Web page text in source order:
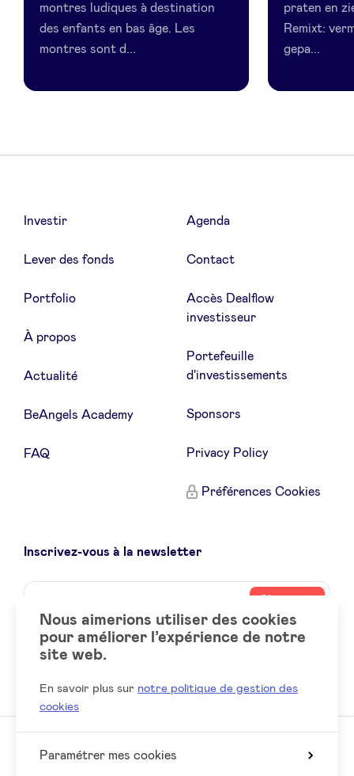
montres ludiques à destination
des enfants en bas âge. Les
montres sont d...
praten en
Remixt:
gepa...
Investir
Lever des fonds
Portfolio
À propos
Actualité
BeAngels Academy
FAQ
Agenda
Contact
Accès Dealflow
investisseur
Portefeuille
d'investissements
Sponsors
Privacy Policy
Préférences Cookies
Inscrivez-vous à la newsletter
Name
Votre
email
Social
LinkedIn
Nous aimerions utiliser des cookies
pour améliorer l’expérience de notre
site web.
En savoir plus sur notre politique de gestion des
cookies
Paramétrer mes cookies